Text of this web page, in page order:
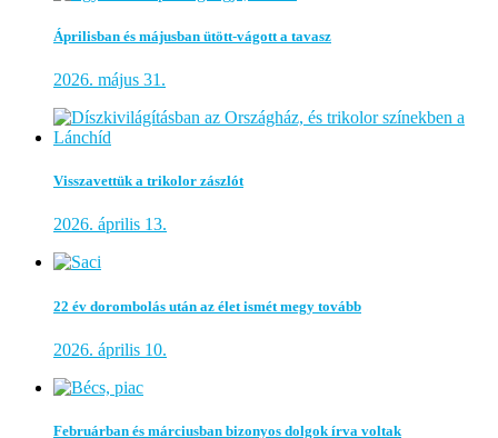
Áprilisban és májusban ütött-vágott a tavasz
2026. május 31.
Visszavettük a trikolor zászlót
2026. április 13.
22 év dorombolás után az élet ismét megy tovább
2026. április 10.
Februárban és márciusban bizonyos dolgok írva voltak